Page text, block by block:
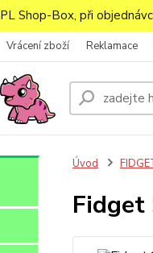
Shop-Box, při
Vrácení zboží Reklamace
Úvod